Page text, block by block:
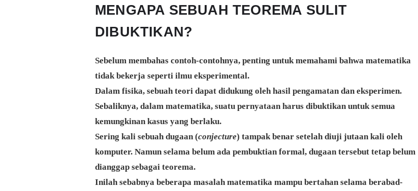
MENGAPA SEBUAH TEOREMA SULIT
DIBUKTIKAN?
Sebelum membahas contoh-contohnya, penting untuk memahami bahwa matematika
tidak bekerja seperti ilmu eksperimental.
Dalam fisika, sebuah teori dapat didukung oleh hasil pengamatan dan eksperimen.
Sebaliknya, dalam matematika, suatu pernyataan harus dibuktikan untuk semua
kemungkinan kasus yang berlaku.
Sering kali sebuah dugaan (conjecture) tampak benar setelah diuji jutaan kali oleh
komputer. Namun selama belum ada pembuktian formal, dugaan tersebut tetap belum
dianggap sebagai teorema.
Inilah sebabnya beberapa masalah matematika mampu bertahan selama berabad-